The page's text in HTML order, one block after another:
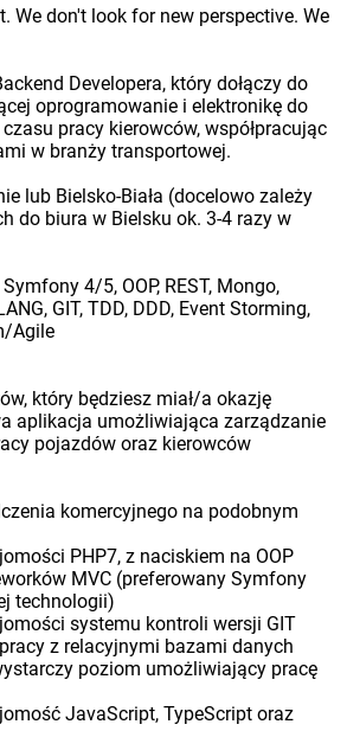
We don't look for new perspective. We
Developera, który dołączy do
oprogramowanie i elektronikę do
pracy kierowców, współpracując
w branży transportowej.
lub Bielsko-Biała (docelowo zależy
do biura w Bielsku ok. 3-4 razy w
4/5, OOP, REST, Mongo,
GIT, TDD, DDD, Event Storming,
Agile
który będziesz miał/a okazję
aplikacja umożliwiająca zarządzanie
pojazdów oraz kierowców
komercyjnego na podobnym
PHP7, z naciskiem na OOP
MVC (preferowany Symfony
technologii)
systemu kontroli wersji GIT
z relacyjnymi bazami danych
poziom umożliwiający pracę
JavaScript, TypeScript oraz